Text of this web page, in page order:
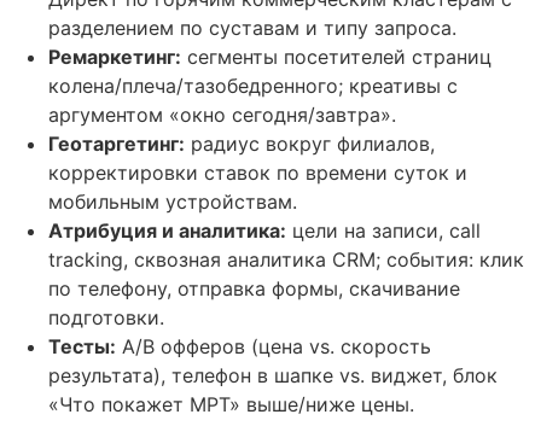
разделением по суставам и типу запроса.
Ремаркетинг: сегменты посетителей страниц
колена/плеча/тазобедренного; креативы с
аргументом «окно сегодня/завтра».
Геотаргетинг: радиус вокруг филиалов,
корректировки ставок по времени суток и
мобильным устройствам.
Атрибуция и аналитика: цели на записи, call
tracking, сквозная аналитика CRM; события: клик
по телефону, отправка формы, скачивание
подготовки.
Тесты: A/B офферов (цена vs. скорость
результата), телефон в шапке vs. виджет, блок
«Что покажет МРТ» выше/ниже цены.